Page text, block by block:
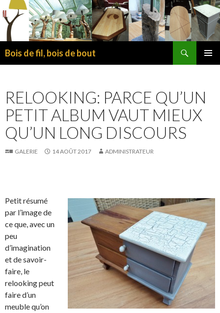
Bois de fil, bois de bout
PRINCIPAL
RELOOKING: PARCE QU’UN
PETIT ALBUM VAUT MIEUX
QU’UN LONG DISCOURS
GALERIE 14 AOÛT 2017 ADMINISTRATEUR
Petit résumé
par l’image de
ce que, avec un
peu
d’imagination
et de savoir-
faire, le
relooking peut
faire d’un
meuble qu’on